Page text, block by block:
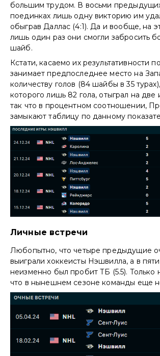
большим трудом. В восьми
поединках лишь одну викторию им
обыграв Даллас (4:1). Да и вообще, на
лишь один раз они смогли забросить
шайб.
Кстати, касаемо их результативности
занимает предпоследнее место на
количеству голов (84 шайбы в 35
которого лишь 82 гола, отыграл на
так что в процентном соотношении,
замыкают таблицу по данному
Личные встречи
Любопытно, что четыре предыдущие
выиграли хоккеисты Нэшвилла, а в пяти
неизменно был пробит ТБ (5.5). Только
что в нынешнем сезоне команды еще